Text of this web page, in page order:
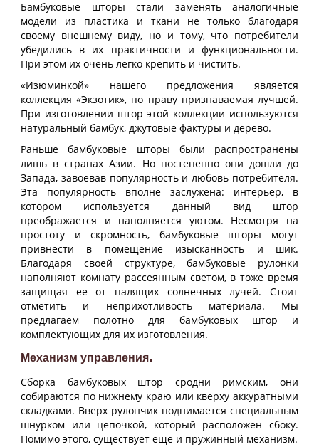
Бамбуковые шторы стали заменять аналогичные
модели из пластика и ткани не только благодаря
своему внешнему виду, но и тому, что потребители
убедились в их практичности и функциональности.
При этом их очень легко крепить и чистить.
«Изюминкой» нашего предложения является
коллекция «Экзотик», по праву признаваемая лучшей.
При изготовлении штор этой коллекции используются
натуральный бамбук, джутовые фактуры и дерево.
Раньше бамбуковые шторы были распространены
лишь в странах Азии. Но постепенно они дошли до
Запада, завоевав популярность и любовь потребителя.
Эта популярность вполне заслужена: интерьер, в
котором используется данный вид штор
преображается и наполняется уютом. Несмотря на
простоту и скромность, бамбуковые шторы могут
привнести в помещение изысканность и шик.
Благодаря своей структуре, бамбуковые рулонки
наполняют комнату рассеянным светом, в тоже время
защищая ее от палящих солнечных лучей. Стоит
отметить и неприхотливость материала. Мы
предлагаем полотно для бамбуковых штор и
комплектующих для их изготовления.
Механизм управления.
Сборка бамбуковых штор сродни римским, они
собираются по нижнему краю или кверху аккуратными
складками. Вверх рулончик поднимается специальным
шнурком или цепочкой, который расположен сбоку.
Помимо этого, существует еще и пружинный механизм.